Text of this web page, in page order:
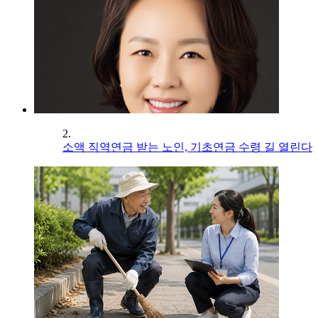
2.
소액 직역연금 받는 노인, 기초연금 수령 길 열린다